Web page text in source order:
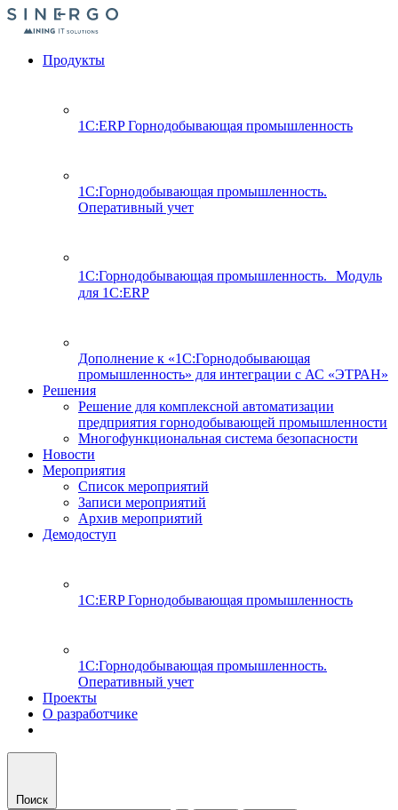
Продукты
1С:ERP Горнодобывающая промышленность
1С:Горнодобывающая промышленность.
Оперативный учет
1С:Горнодобывающая промышленность. Модуль
для 1С:ERP
Дополнение к «1С:Горнодобывающая
промышленность» для интеграции с АС «ЭТРАН»
Решения
Решение для комплексной автоматизации
предприятия горнодобывающей промышленности
Многофункциональная система безопасности
Новости
Мероприятия
Список мероприятий
Записи мероприятий
Архив мероприятий
Демодоступ
1С:ERP Горнодобывающая промышленность
1С:Горнодобывающая промышленность.
Оперативный учет
Проекты
О разработчике
Поиск